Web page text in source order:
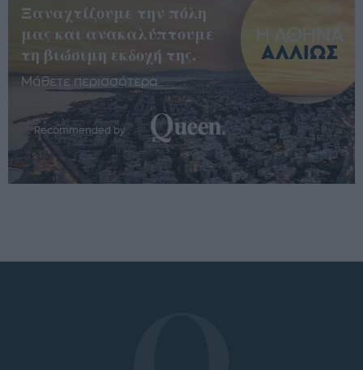
Ξαναχτίζουμε την πόλη
μας και ανακαλύπτουμε
τη βιώσιμη εκδοχή της.
Μάθετε περισσότερα
Recommended by